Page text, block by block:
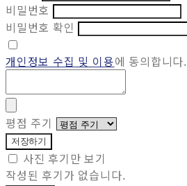
비밀번호
비밀번호 확인
개인정보 수집 및 이용에 동의합니다.
평점 주기
저장하기
사진 후기만 보기
작성된 후기가 없습니다.